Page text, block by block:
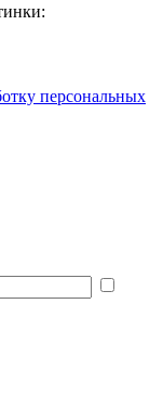
персональных